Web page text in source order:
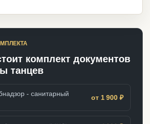
комплект документов
танцев
- санитарный
от 1 900 ₽